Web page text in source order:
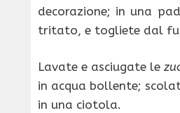
decorazione; in una
tritato, e togliete dal
Lavate e asciugate le
in acqua bollente;
in una ciotola.